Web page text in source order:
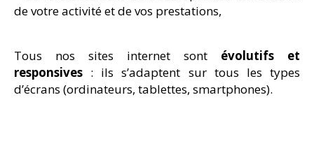
de votre activité et de vos prestations,
Tous nos sites internet sont évolutifs et
responsives : ils s’adaptent sur tous les types
d’écrans (ordinateurs, tablettes, smartphones).